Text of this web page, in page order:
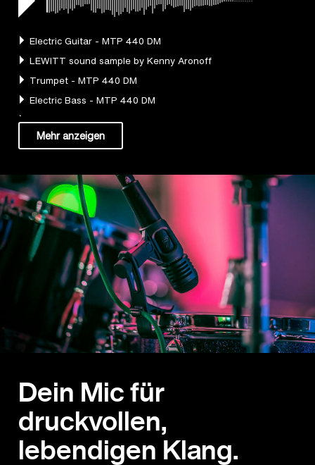
Dein Mic für
druckvollen,
lebendigen Klang.